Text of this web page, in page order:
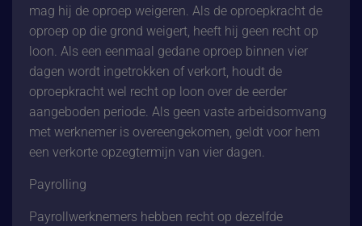
mag hij de oproep weigeren. Als de oproepkracht de
oproep op die grond weigert, heeft hij geen recht op
loon. Als een eenmaal gedane oproep binnen vier
dagen wordt ingetrokken of verkort, houdt de
oproepkracht wel recht op loon over de eerder
aangeboden periode. Als geen vaste arbeidsomvang
met werknemer is overeengekomen, geldt voor hem
een verkorte opzegtermijn van vier dagen.
Payrolling
Payrollwerknemers hebben recht op dezelfde